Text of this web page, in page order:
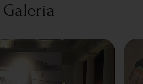
Galeria